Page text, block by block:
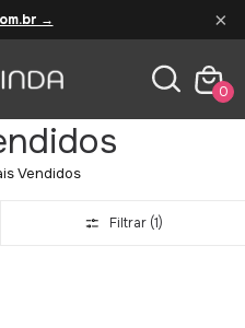
→ ×
0
Vendidos
Filtrar (1)